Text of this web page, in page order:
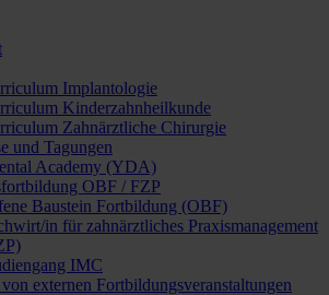
Implantologie
Kinderzahnheilkunde
Zahnärztliche Chirurgie
und Tagungen
Academy (YDA)
OBF / FZP
Baustein Fortbildung (OBF)
in für zahnärztliches Praxismanagement
IMC
externen Fortbildungsveranstaltungen